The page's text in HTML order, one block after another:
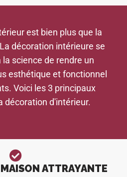
est bien plus que la
décoration intérieure se
science de rendre un
esthétique et fonctionnel
Voici les 3 principaux
décoration d'intérieur.
ATTRAYANTE